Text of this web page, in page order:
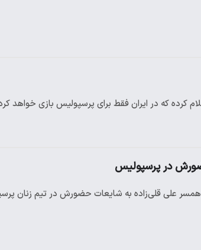
کرده که در ایران فقط برای پرسپولیس بازی خواهد
در پرسپولیس
علی قلی‌زاده به شایعات حضورش در تیم زنان